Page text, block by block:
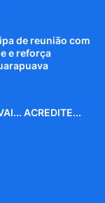
de reunião com
e reforça
ACREDITE...